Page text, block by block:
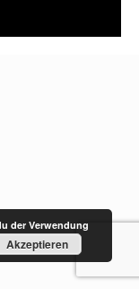
der Verwendung
Akzeptieren